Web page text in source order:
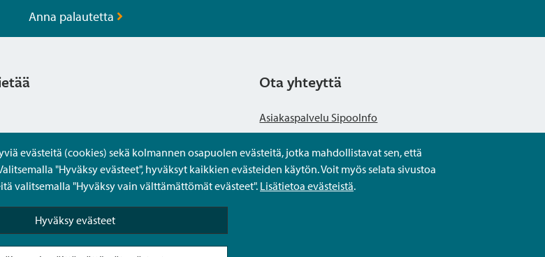
evästeitä (cookies) sekä kolmannen osapuolen evästeitä, jotka mahdollistavat sen, että
"Hyväksy evästeet", hyväksyt kaikkien evästeiden käytön. Voit myös selata sivustoa
valitsemalla "Hyväksy vain välttämättömät evästeet".Lisätietoa evästeistä.
Hyväksy evästeet
Anna palautetta
kysymykset
Ota yhteyttä
Asiakaspalvelu SipooInfo
Anna palautetta nimettömästi
Kysy tai asioi